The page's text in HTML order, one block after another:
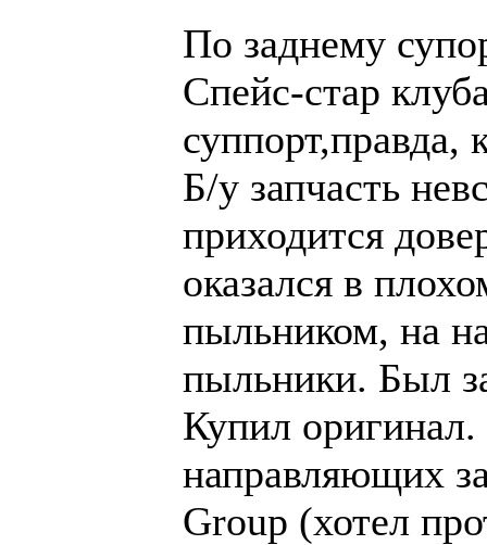
По заднему
Спейс-стар
суппорт,правда,
Б/у запчасть
приходится
оказался в
пыльником, на
пыльники. Был
Купил
направляющих
Group (хотел